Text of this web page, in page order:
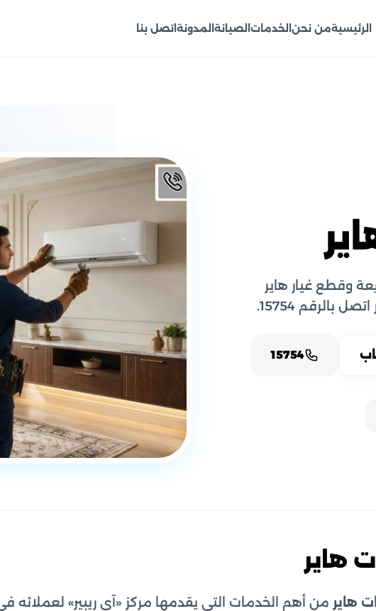
الرئيسيةمن نحن الخدمات الصيانة المدونةاتصل بنا
وقطع غيار هاير
بالرقم 15754.
15754
هاير
هاير من أهم الخدمات التي يقدمها مركز «آي ريبير» لعملائه